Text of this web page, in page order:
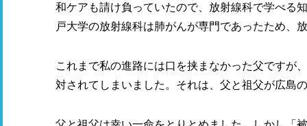
和ケアも請け負っていたので、放射線科で学べる
戸大学の放射線科は肺がんが専門であったため、
これまで私の進路には口を挟まなかった父ですが
対されてしまいました。それは、父と祖父が広島